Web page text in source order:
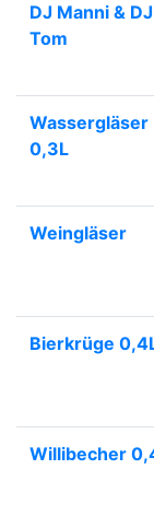
DJ Manni & DJ
Tom
Wassergläser
0,3L
Weingläser
Bierkrüge
Willibecher